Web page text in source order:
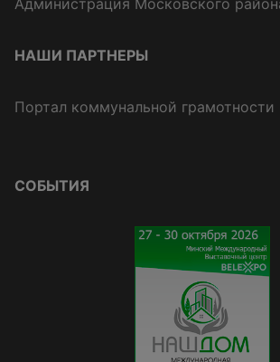
НАШИ ПАРТНЕРЫ
Портал коммунальной грамотности
СОБЫТИЯ